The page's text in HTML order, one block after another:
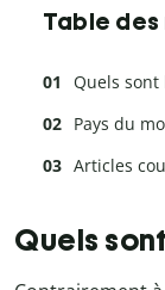
Table
Quels sont
Pays du
Articles
Quels